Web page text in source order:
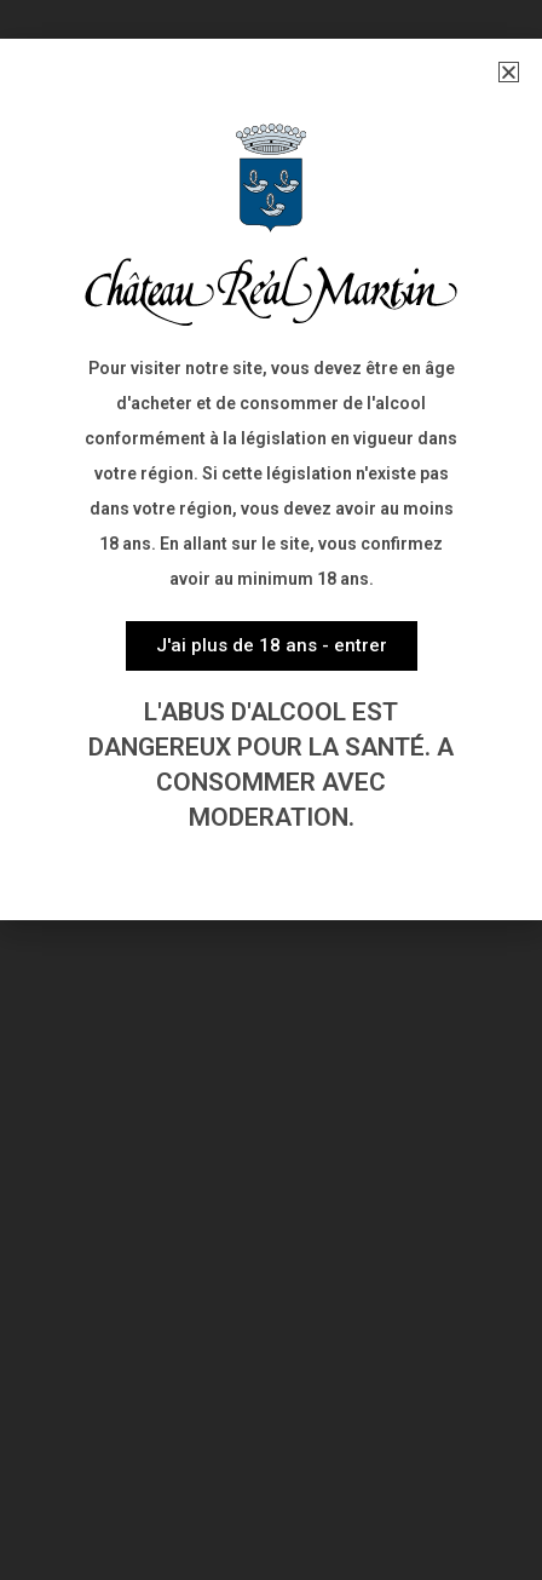
Découvrir nos
vins
Pour visiter notre site, vous devez être en âge
d'acheter et de consommer de l'alcool
conformément à la législation en vigueur dans
votre région. Si cette législation n'existe pas
dans votre région, vous devez avoir au moins
18 ans. En allant sur le site, vous confirmez
avoir au minimum 18 ans.
J'ai plus de 18 ans - entrer
L'ABUS D'ALCOOL EST
DANGEREUX POUR LA SANTÉ. A
CONSOMMER AVEC
MODERATION.